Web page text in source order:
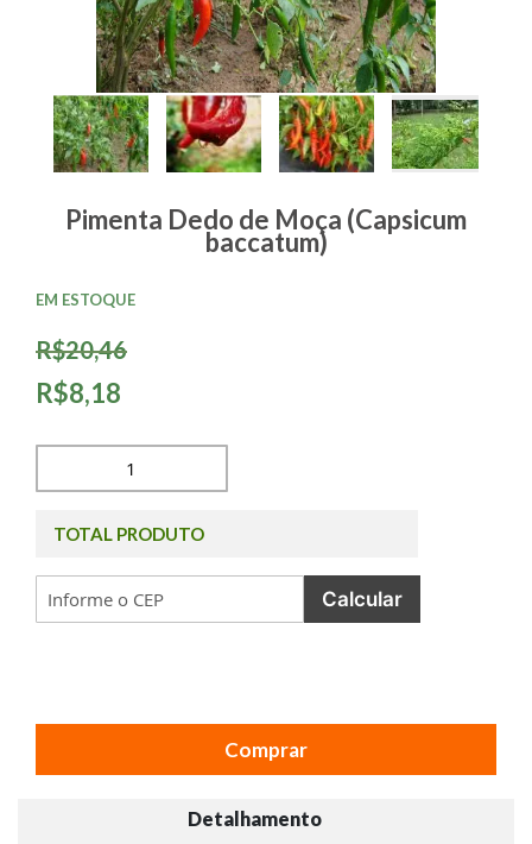
Pimenta Dedo de Moça (Capsicum
baccatum)
R$20,46
R$8,18
EM ESTOQUE
TOTAL PRODUTO
Calcular
Comprar
Detalhamento